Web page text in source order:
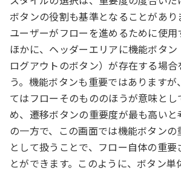
ボタンの役割も基準となることがあり
ユーザーがフローを進めるために使
ほかに、ヘッダーエリアに機能ボタ
ログアウトのボタン）が存在する場合
う。機能ボタンも重要ではあります
てはフローそのもののほうが意味と
め、遷移ボタンの重要度が最も高いと
の一方で、この画面では機能ボタン
として扱うことで、フロー自体の重
とができます。このように、ボタン